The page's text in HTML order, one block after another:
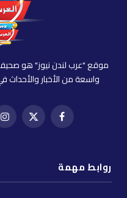
موقع "عرب لندن نيوز" هو
واسعة من الأخبار والأحداث
فيسبوكX
روابط مهمة